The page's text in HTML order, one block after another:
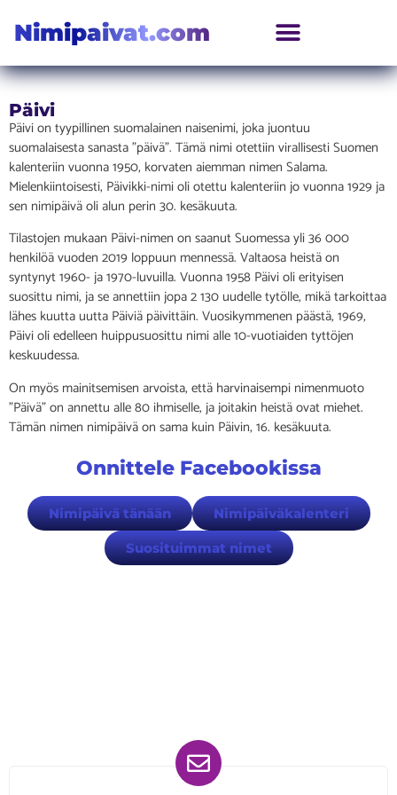
Nimipaivat.com
Päivi
Päivi on tyypillinen suomalainen naisenimi, joka juontuu
suomalaisesta sanasta ”päivä”. Tämä nimi otettiin virallisesti Suomen
kalenteriin vuonna 1950, korvaten aiemman nimen Salama.
Mielenkiintoisesti, Päivikki-nimi oli otettu kalenteriin jo vuonna 1929 ja
sen nimipäivä oli alun perin 30. kesäkuuta.
Tilastojen mukaan Päivi-nimen on saanut Suomessa yli 36 000
henkilöä vuoden 2019 loppuun mennessä. Valtaosa heistä on
syntynyt 1960- ja 1970-luvuilla. Vuonna 1958 Päivi oli erityisen
suosittu nimi, ja se annettiin jopa 2 130 uudelle tytölle, mikä tarkoittaa
lähes kuutta uutta Päiviä päivittäin. Vuosikymmenen päästä, 1969,
Päivi oli edelleen huippusuosittu nimi alle 10-vuotiaiden tyttöjen
keskuudessa.
On myös mainitsemisen arvoista, että harvinaisempi nimenmuoto
”Päivä” on annettu alle 80 ihmiselle, ja joitakin heistä ovat miehet.
Tämän nimen nimipäivä on sama kuin Päivin, 16. kesäkuuta.
Onnittele Facebookissa
Nimipäivä tänään Nimipäiväkalenteri
Suosituimmat nimet